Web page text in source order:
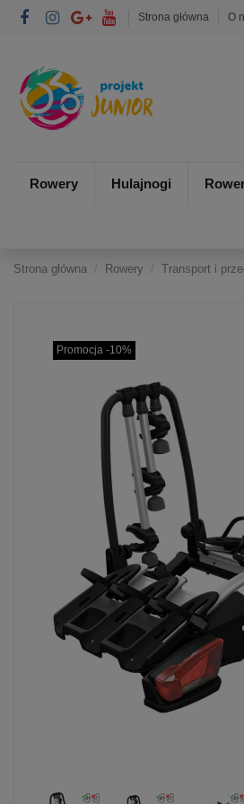
Strona główna O
Rowery Hulajnogi
Strona główna Rowery Transport i
Promocja -10%